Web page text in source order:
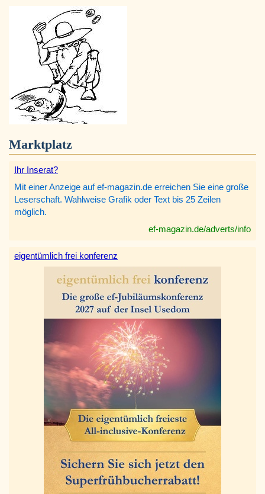
Marktplatz
Ihr Inserat?
Mit einer Anzeige auf ef-magazin.de erreichen Sie eine große
Leserschaft. Wahlweise Grafik oder Text bis 25 Zeilen
möglich.
ef-magazin.de/adverts/info
eigentümlich frei konferenz